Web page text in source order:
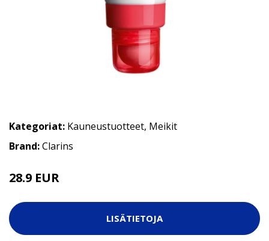
Kategoriat: Kauneustuotteet, Meikit
Brand:Clarins
28.9 EUR
LISÄTIETOJA